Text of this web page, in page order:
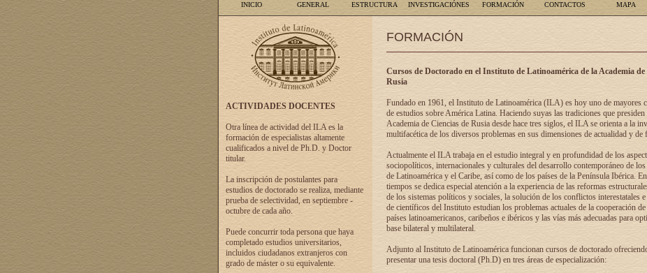
INICIO GENERAL ESTRUCTURA INVESTIGACIÓNES FORMACIÓN CONTACTOS MAPA
ACTIVIDADES DOCENTES
Otra línea de actividad del ILA es la
formación de especialistas altamente
cualificados a nivel de Ph.D. y Doctor
titular.
La inscripción de postulantes para
estudios de doctorado se realiza, mediante
prueba de selectividad, en septiembre -
octubre de cada año.
Puede concurrir toda persona que haya
completado estudios universitarios,
incluidos ciudadanos extranjeros con
grado de máster o su equivalente.
FORMACIÓN
Cursos de Doctorado en el Instituto de Latinoamérica de la Academia de
Rusia
Fundado en 1961, el Instituto de Latinoamérica (ILA) es hoy uno de mayores
de estudios sobre América Latina. Haciendo suyas las tradiciones que presiden
Academia de Ciencias de Rusia desde hace tres siglos, el ILA se orienta a la
multifacética de los diversos problemas en sus dimensiones de actualidad y de
Actualmente el ILA trabaja en el estudio integral y en profundidad de los
sociopolíticos, internacionales y culturales del desarrollo contemporáneo de
de Latinoamérica y el Caribe, así como de los países de la Península Ibérica.
tiempos se dedica especial atención a la experiencia de las reformas
de los sistemas políticos y sociales, la solución de los conflictos interestatales
de científicos del Instituto estudian los problemas actuales de la cooperación
países latinoamericanos, caribeños e ibéricos y las vías más adecuadas para
base bilateral y multilateral.
Adjunto al Instituto de Latinoamérica funcionan cursos de doctorado
presentar una tesis doctoral (Ph.D) en tres áreas de especialización: